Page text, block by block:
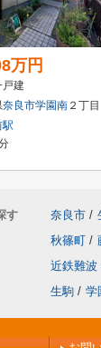
万円
戸建
奈良市学園南 ２丁目
駅
す 奈良市 /
秋篠町 /
近鉄難波
生駒 / 学